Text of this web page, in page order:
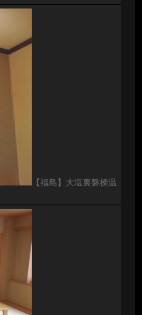
【福島】大塩裏磐梯温